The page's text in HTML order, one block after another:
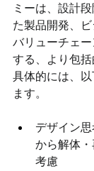
ミーは、設計
た製品開発、ビ
バリューチェ
する、より包括
具体的には、
ます。
デザイン
から解体
考慮